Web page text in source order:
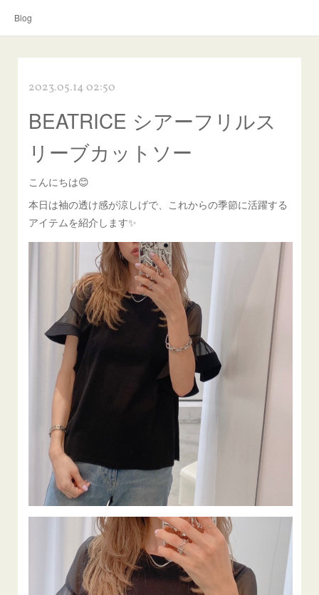
Blog
2023.05.14 02:50
BEATRICE シアーフリルス
リーブカットソー
こんにちは😊
本日は袖の透け感が涼しげで、これからの季節に活躍する
アイテムを紹介します✨